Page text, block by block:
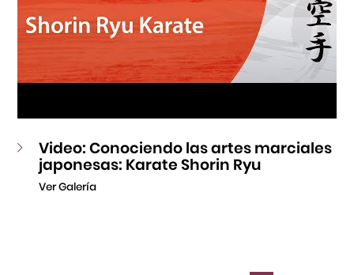
Video: Conociendo las artes marciales
japonesas: Karate Shorin Ryu
Ver Galería